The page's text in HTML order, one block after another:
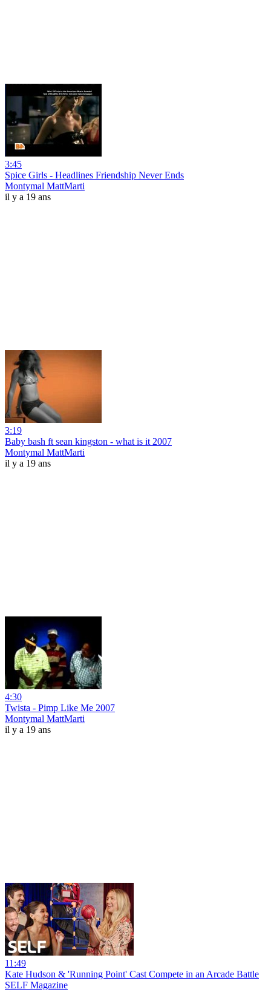
3:45
Spice Girls - Headlines Friendship Never Ends
Montymal MattMarti
il y a 19 ans
3:19
Baby bash ft sean kingston - what is it 2007
Montymal MattMarti
il y a 19 ans
4:30
Twista - Pimp Like Me 2007
Montymal MattMarti
il y a 19 ans
11:49
Kate Hudson & 'Running Point' Cast Compete in an Arcade Battle
SELF Magazine